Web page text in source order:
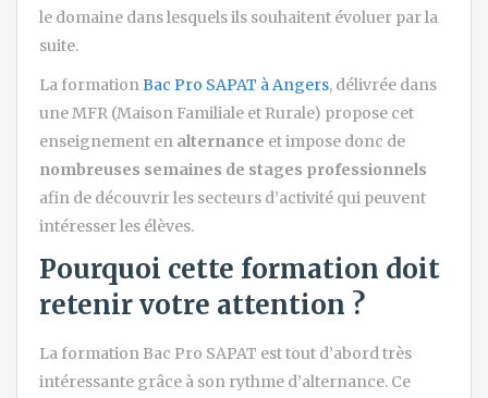
le domaine dans lesquels ils souhaitent évoluer par la
suite.
La formationBac Pro SAPAT à Angers, délivrée dans
une MFR (Maison Familiale et Rurale) propose cet
enseignement en alternance et impose donc de
nombreuses semaines de stages professionnels
afin de découvrir les secteurs d’activité qui peuvent
intéresser les élèves.
Pourquoi cette formation doit
retenir votre attention ?
La formation Bac Pro SAPAT est tout d’abord très
intéressante grâce à son rythme d’alternance. Ce